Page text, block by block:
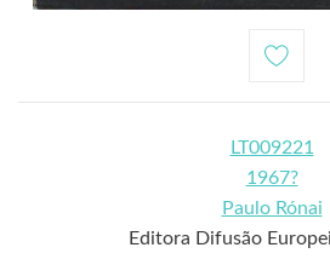
LT009221
1967?
Paulo Rónai
Editora Difusão